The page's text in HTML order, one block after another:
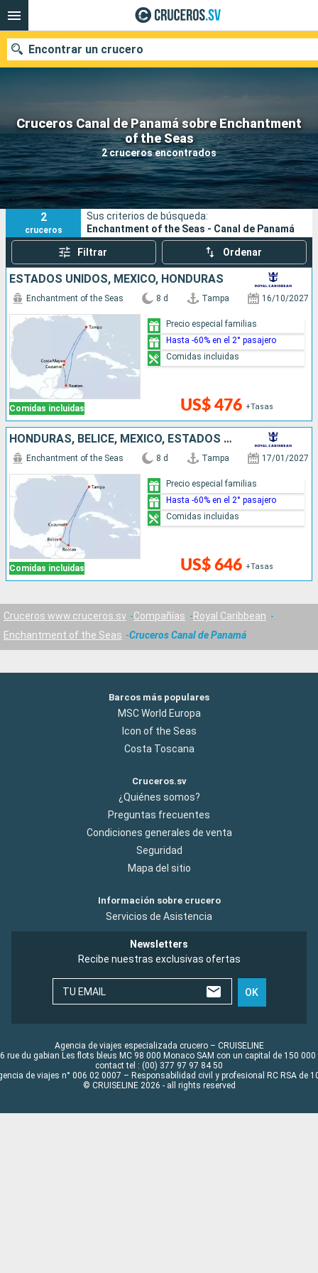
Cruceros Canal de Panamá sobre Enchantment
of the Seas
2 cruceros encontrados
Encontrar un crucero
Nuestros destinos
Fecha de salida
Puertos Compañías
Buscar
2
cruceros
Sus criterios de búsqueda:
Enchantment of the Seas - Canal de Panamá
Filtrar Ordenar
ESTADOS UNIDOS, MÉXICO, HONDURAS
Comidas incluidas
Enchantment of the Seas 8 d Tampa 16/10/2027
US$ 476 +Tasas
Precio especial familias
Hasta -60% en el 2° pasajero
Comidas incluidas
HONDURAS, BELICE, MÉXICO, ESTADOS UNIDOS
Comidas incluidas
Enchantment of the Seas 8 d Tampa 17/01/2027
US$ 646 +Tasas
Precio especial familias
Hasta -60% en el 2° pasajero
Comidas incluidas
Cruceros www.cruceros.sv Compañías
Royal Caribbean
Enchantment of the Seas
Cruceros Canal de Panamá
Barcos más populares
MSC World Europa
Icon of the Seas
Costa Toscana
Cruceros.sv
¿Quiénes somos?
Preguntas frecuentes
Condiciones generales de venta
Seguridad
Mapa del sitio
Información sobre crucero
Servicios de Asistencia
Newsletters
Recibe nuestras exclusivas ofertas
TU EMAIL OK
Agencia de viajes especializada crucero – CRUISELINE
rue du gabian Les flots bleus MC 98 000 Monaco SAM con un capital de 150 000
contact tel : (00) 377 97 97 84 50
de viajes n° 006 02 0007 – Responsabilidad civil y profesional RC RSA de
© CRUISELINE 2026 - all rights reserved